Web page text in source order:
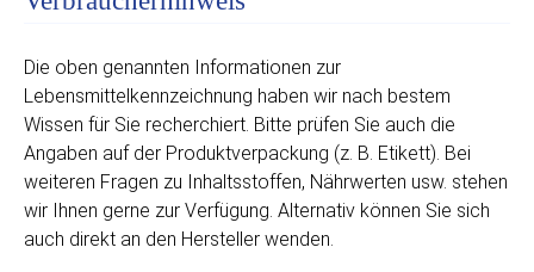
Die oben genannten Informationen zur
Lebensmittelkennzeichnung haben wir nach bestem
Wissen für Sie recherchiert. Bitte prüfen Sie auch die
Angaben auf der Produktverpackung (z. B. Etikett). Bei
weiteren Fragen zu Inhaltsstoffen, Nährwerten usw. stehen
wir Ihnen gerne zur Verfügung. Alternativ können Sie sich
auch direkt an den Hersteller wenden.